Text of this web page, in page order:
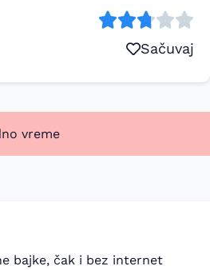
Sačuvaj
vreme
bajke, čak i bez internet